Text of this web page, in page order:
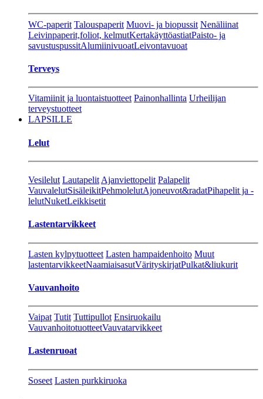
WC-paperit Talouspaperit Muovi- ja biopussit Nenäliinat
Leivinpaperit,foliot, kelmutKertakäyttöastiatPaisto- ja
savustuspussitAlumiinivuoatLeivontavuoat
Terveys
Vitamiinit ja luontaistuotteet Painonhallinta Urheilijan
terveystuotteet
LAPSILLE
Lelut
Vesilelut Lautapelit Ajanviettopelit Palapelit
VauvalelutSisäleikitPehmolelutAjoneuvot&radatPihapelit ja -
lelutNuketLeikkisetit
Lastentarvikkeet
Lasten kylpytuotteet Lasten hampaidenhoito Muut
lastentarvikkeetNaamiaisasutVärityskirjatPulkat&liukurit
Vauvanhoito
Vaipat Tutit Tuttipullot Ensiruokailu
VauvanhoitotuotteetVauvatarvikkeet
Lastenruoat
Soseet Lasten purkkiruoka